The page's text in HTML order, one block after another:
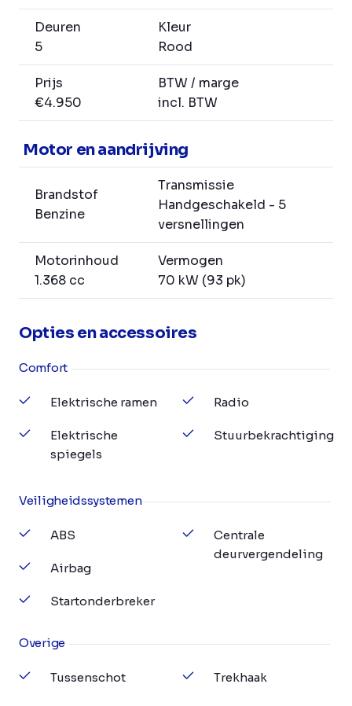
Deuren
5
Kleur
Rood
Prijs
€4.950
BTW / marge
incl. BTW
Motor en aandrijving
Brandstof
Benzine
Transmissie
Handgeschakeld - 5
versnellingen
Motorinhoud
1.368 cc
Vermogen
70 kW (93 pk)
Opties en accessoires
Comfort
Elektrische ramen
Elektrische
spiegels
Radio
Stuurbekrachtiging
Veiligheidssystemen
ABS
Airbag
Startonderbreker
Centrale
deurvergendeling
Overige
Tussenschot Trekhaak